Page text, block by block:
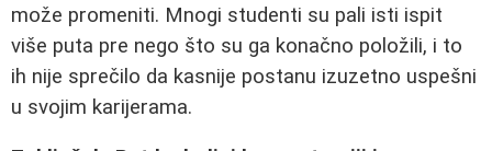
može promeniti. Mnogi studenti su pali isti ispit
više puta pre nego što su ga konačno položili, i to
ih nije sprečilo da kasnije postanu izuzetno uspešni
u svojim karijerama.